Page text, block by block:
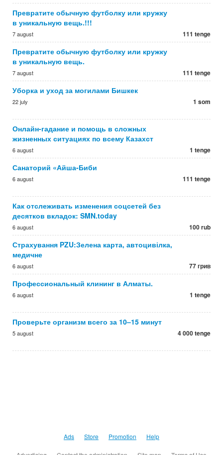
Превратите обычную футболку или кружку
в уникальную вещь.!!!
7 august 111 tenge
Превратите обычную футболку или кружку
в уникальную вещь.
7 august 111 tenge
Уборка и уход за могилами Бишкек
22 july 1 som
Онлайн-гадание и помощь в сложных
жизненных ситуациях по всему Казахст
6 august 1 tenge
Санаторий «Айша-Биби
6 august 111 tenge
Как отслеживать изменения соцсетей без
десятков вкладок: SMN.today
6 august 100 rub
Страхування PZU:Зелена карта, автоцивілка,
медичне
6 august 77 грив
Профессиональный клининг в Алматы.
6 august 1 tenge
Проверьте организм всего за 10–15 минут
5 august 4 000 tenge
Ads Store Promotion Help